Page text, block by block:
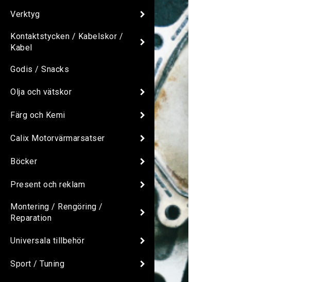
Verktyg
Kontaktstycken / Kabelskor /
Kabel
Godis / Snacks
Olja och vätskor
Färg och Kemi
Calix Motorvärmarsatser
Böcker
Present och reklam
Montering / Rengöring /
Reparation
Universala tillbehör
Sport / Tuning